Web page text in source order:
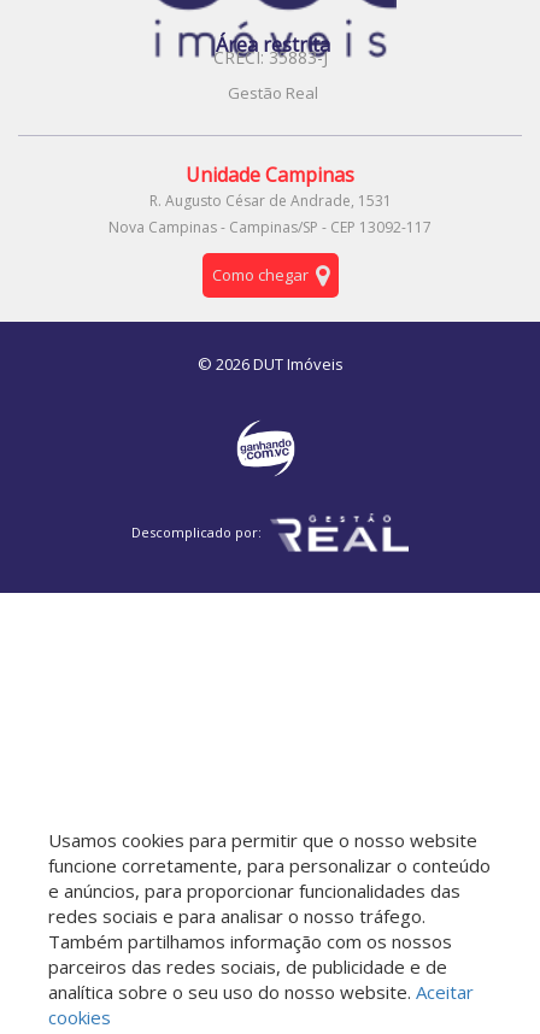
CRECI: 35883-J
Área restrita
Gestão Real
Unidade Campinas
R. Augusto César de Andrade, 1531
Nova Campinas - Campinas/SP - CEP 13092-117
Como chegar
© 2026 DUT Imóveis
Descomplicado por:
Usamos cookies para permitir que o nosso website
funcione corretamente, para personalizar o conteúdo
e anúncios, para proporcionar funcionalidades das
redes sociais e para analisar o nosso tráfego.
Também partilhamos informação com os nossos
parceiros das redes sociais, de publicidade e de
analítica sobre o seu uso do nosso website. Aceitar
cookies